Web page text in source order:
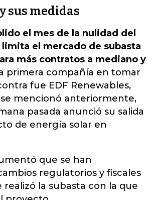
sus medidas
el mes de la nulidad del
el mercado de subasta
más contratos a mediano y
primera compañía en tomar
fue EDF Renewables,
mencionó anteriormente,
pasada anunció su salida
de energía solar en
que se han
regulatorios y fiscales
realizó la subasta con la que